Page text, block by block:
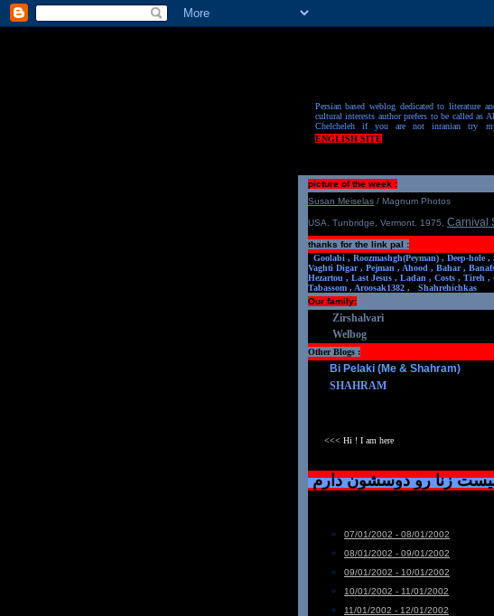
Persian based weblog dedicated to literature
cultural interests author prefers to be called as
Chelcheleh if you are not inranian try
ENGLISH SITE
picture of the week :
Susan Meiselas / Magnum Photos
USA. Tunbridge, Vermont. 1975 Carnival
thanks for the link pal :
Goolabi , Roozmashgh(Peyman) , Deep-hole ,
Vaghti Digar , Pejman , Ahood , Bahar ,
Hezartou , Last Jesus , Ladan , Costs , Tireh ,
Tabassom , Aroosak1382 ,
Shahrehichkas
Our family:
Zirshalvari
Welbog
Other Blogs :
Bi Pelaki (Me & Shahram)
SHAHRAM
<<< Hi ! I am here
زنا رو دوسشون دارم
07/01/2002 - 08/01/2002
08/01/2002 - 09/01/2002
09/01/2002 - 10/01/2002
10/01/2002 - 11/01/2002
11/01/2002 - 12/01/2002